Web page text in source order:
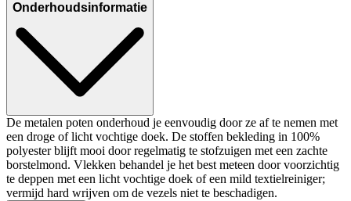
Onderhoudsinformatie
De metalen poten onderhoud je eenvoudig door ze af te nemen met
een droge of licht vochtige doek. De stoffen bekleding in 100%
polyester blijft mooi door regelmatig te stofzuigen met een zachte
borstelmond. Vlekken behandel je het best meteen door voorzichtig
te deppen met een licht vochtige doek of een mild textielreiniger;
vermijd hard wrijven om de vezels niet te beschadigen.